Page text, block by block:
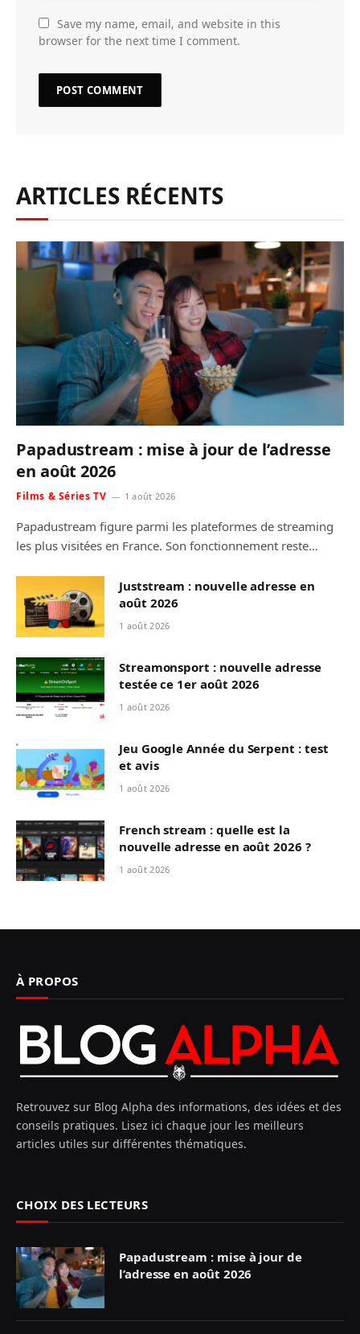
Save my name, email, and website in this
browser for the next time I comment.
ARTICLES RÉCENTS
Papadustream : mise à jour de l’adresse
en août 2026
Films & Séries TV 1 août 2026
Papadustream figure parmi les plateformes de streaming
les plus visitées en France. Son fonctionnement reste…
Juststream : nouvelle adresse en
août 2026
1 août 2026
Streamonsport : nouvelle adresse
testée ce 1er août 2026
1 août 2026
Jeu Google Année du Serpent : test
et avis
1 août 2026
French stream : quelle est la
nouvelle adresse en août 2026 ?
1 août 2026
À PROPOS
Retrouvez sur Blog Alpha des informations, des idées et des
conseils pratiques. Lisez ici chaque jour les meilleurs
articles utiles sur différentes thématiques.
CHOIX DES LECTEURS
Papadustream : mise à jour de
l’adresse en août 2026